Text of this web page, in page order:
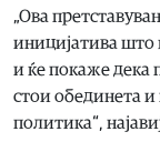
„Ова
иницијатива што
и ќе покаже дека
стои обединета и
политика“,